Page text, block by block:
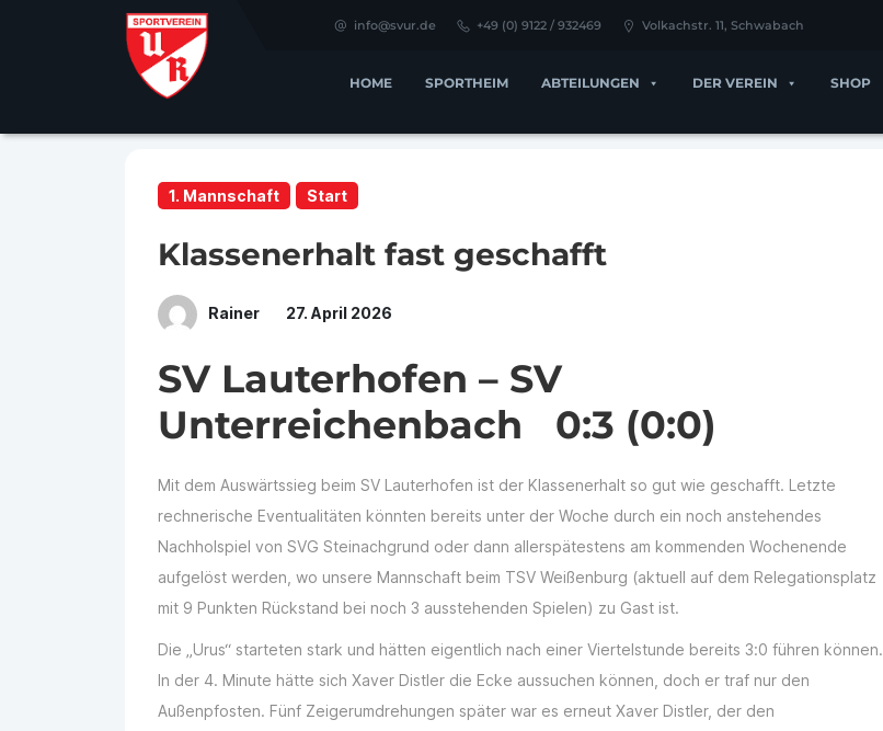
info@svur.de +49 (0) 9122 / 932469 Volkachstr. 11, Schwabach
HOME SPORTHEIM ABTEILUNGEN DER VEREIN SHOP
1. Mannschaft Start
Klassenerhalt fast geschafft
Rainer 27. April 2026
SV Lauterhofen – SV
Unterreichenbach 0:3 (0:0)
Mit dem Auswärtssieg beim SV Lauterhofen ist der Klassenerhalt so gut wie geschafft. Letzte
rechnerische Eventualitäten könnten bereits unter der Woche durch ein noch anstehendes
Nachholspiel von SVG Steinachgrund oder dann allerspätestens am kommenden Wochenende
aufgelöst werden, wo unsere Mannschaft beim TSV Weißenburg (aktuell auf dem Relegationsplatz
mit 9 Punkten Rückstand bei noch 3 ausstehenden Spielen) zu Gast ist.
Die „Urus“ starteten stark und hätten eigentlich nach einer Viertelstunde bereits 3:0 führen können.
In der 4. Minute hätte sich Xaver Distler die Ecke aussuchen können, doch er traf nur den
Außenpfosten. Fünf Zeigerumdrehungen später war es erneut Xaver Distler, der den